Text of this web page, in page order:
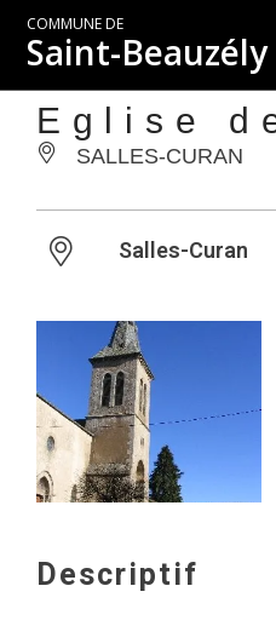
COMMUNE DE
Saint-Beauzély
Eglise
SALLES-CURAN
Salles-Curan
Descriptif